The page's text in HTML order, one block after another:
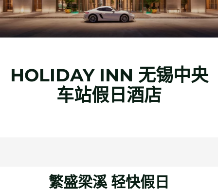
HOLIDAY INN 无锡中央
车站假日酒店
繁盛梁溪 轻快假日